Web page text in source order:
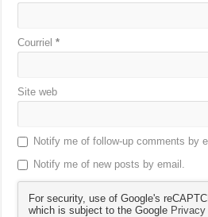
Courriel*
Site web
Notify me of follow-up comments by
Notify me of new posts by email.
For security, use of Google's
which is subject to the Google